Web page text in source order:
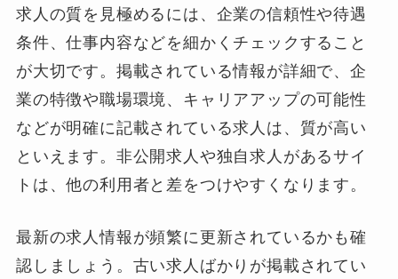
求人の質を見極めるには、企業の信頼性や待遇
条件、仕事内容などを細かくチェックすること
が大切です。掲載されている情報が詳細で、企
業の特徴や職場環境、キャリアアップの可能性
などが明確に記載されている求人は、質が高い
といえます。非公開求人や独自求人があるサイ
トは、他の利用者と差をつけやすくなります。
最新の求人情報が頻繁に更新されているかも確
認しましょう。古い求人ばかりが掲載されてい